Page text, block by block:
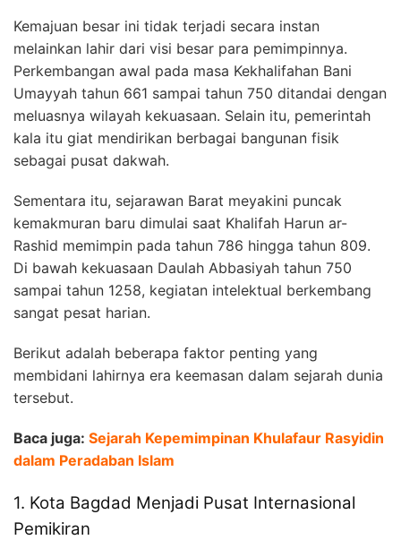
Kemajuan besar ini tidak terjadi secara instan
melainkan lahir dari visi besar para pemimpinnya.
Perkembangan awal pada masa Kekhalifahan Bani
Umayyah tahun 661 sampai tahun 750 ditandai dengan
meluasnya wilayah kekuasaan. Selain itu, pemerintah
kala itu giat mendirikan berbagai bangunan fisik
sebagai pusat dakwah.
Sementara itu, sejarawan Barat meyakini puncak
kemakmuran baru dimulai saat Khalifah Harun ar-
Rashid memimpin pada tahun 786 hingga tahun 809.
Di bawah kekuasaan Daulah Abbasiyah tahun 750
sampai tahun 1258, kegiatan intelektual berkembang
sangat pesat harian.
Berikut adalah beberapa faktor penting yang
membidani lahirnya era keemasan dalam sejarah dunia
tersebut.
Baca juga: Sejarah Kepemimpinan Khulafaur Rasyidin
dalam Peradaban Islam
1. Kota Bagdad Menjadi Pusat Internasional
Pemikiran